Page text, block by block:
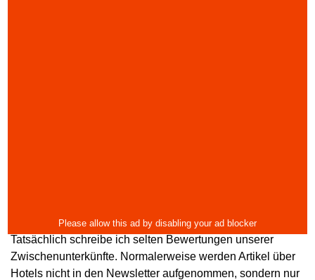
Tatsächlich schreibe ich selten Bewertungen unserer
Zwischenunterkünfte. Normalerweise werden Artikel über
Hotels nicht in den Newsletter aufgenommen, sondern nur